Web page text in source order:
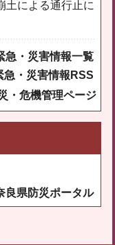
土による通行止に
急・災害情報一覧
急・災害情報RSS
・危機管理ページ
良県防災ポータル